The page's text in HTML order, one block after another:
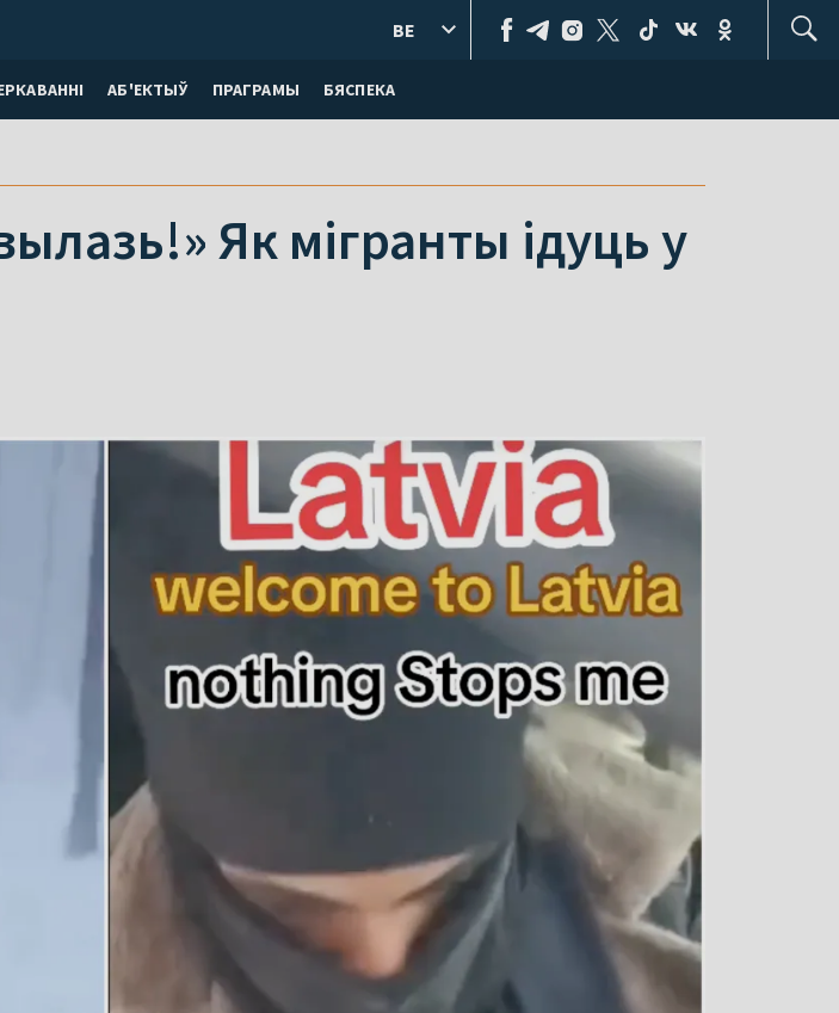
АБ'ЕКТЫЎ ПРАГРАМЫ БЯСПЕКА
BE
Як мігранты ідуць у